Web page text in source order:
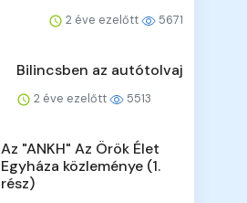
2 éve ezelőtt 5671
Bilincsben az autótolvaj
2 éve ezelőtt 5513
Az "ANKH" Az Örök Élet
Egyháza közleménye (1.
rész)